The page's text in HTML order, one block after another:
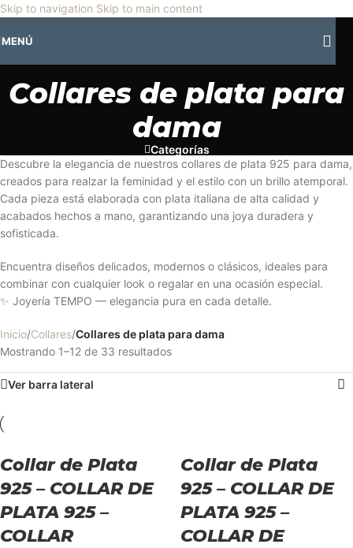
Skip to navigation Skip to main content
🎡Horario especial por vacaciones agostinas
MENÚ
Collares de plata para
dama
Categorías
Descubre la elegancia de nuestros collares de plata 925 para dama,
creados para realzar la feminidad y el estilo con un brillo atemporal.
Cada pieza está elaborada con plata italiana de alta calidad y
acabados hechos a mano, garantizando una joya duradera y
sofisticada.
Encuentra diseños delicados, modernos o clásicos, ideales para
combinar con cualquier look o regalar en una ocasión especial.
✨ Joyería TEMPO — elegancia pura en cada detalle.
Inicio/Collares/Collares de plata para dama
Mostrando 1–12 de 33 resultados
Ver barra lateral
Collar de Plata
925 – COLLAR DE
PLATA 925 –
COLLAR
Collar de Plata
925 – COLLAR DE
PLATA 925 –
COLLAR DE